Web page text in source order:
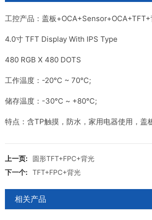
工控产品：盖板+OCA+Sensor+OCA+TFT+
4.0寸 TFT Display With IPS Type
480 RGB X 480 DOTS
工作温度：-20℃ ~ 70℃;
储存温度：-30℃ ~ +80℃;
特点：含TP触摸，防水，家用电器使用，盖
上一页:
圆形TFT+FPC+背光
下一个: TFT+FPC+背光
相关产品